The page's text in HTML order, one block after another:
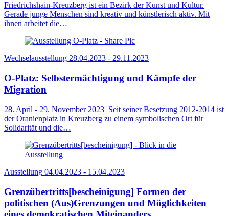
Friedrichshain-Kreuzberg ist ein Bezirk der Kunst und Kultur.
Gerade junge Menschen sind kreativ und künstlerisch aktiv. Mit
ihnen arbeitet die…
Wechselausstellung 28.04.2023 - 29.11.2023
O-Platz: Selbstermächtigung und Kämpfe der
Migration
28. April - 29. November 2023 Seit seiner Besetzung 2012-2014 ist
der Oranienplatz in Kreuzberg zu einem symbolischen Ort für
Solidarität und die…
Ausstellung 04.04.2023 - 15.04.2023
Grenzübertritts­[be­schei­ni­gung] Formen der
politischen (Aus)Grenzungen und Möglichkeiten